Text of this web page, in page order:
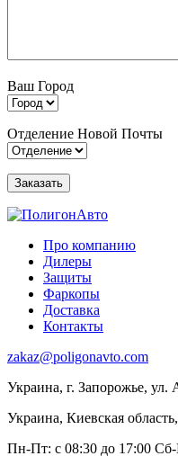
Ваш Город
Отделение Новой Почты
Про компанию
Дилеры
Защиты
Фаркопы
Доставка
Контакты
zakaz@poligonavto.com
Украина, г. Запорожье, ул.
Украина, Киевская
Пн-Пт: с 08:30 до 17:00 Сб-